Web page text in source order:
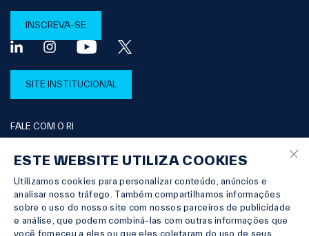
INSCREVA-SE
SITE INSTITUCIONAL
FALE COM O RI
© Copyright 2026 Itaúsa |Powered byMZ
TERMO DE PRIVACIDADE
DIREITOS DOS TITULARES DE DADOS PESSOAIS
TERMOS E CONDIÇÕES
×
ESTE WEBSITE UTILIZA COOKIES
Utilizamos cookies para personalizar conteúdo, anúncios e
analisar nosso tráfego. Também compartilhamos informações
sobre o uso do nosso site com nossos parceiros de publicidade
e análise, que podem combiná-las com outras informações que
você forneceu a eles ou que eles coletaram do uso de seus